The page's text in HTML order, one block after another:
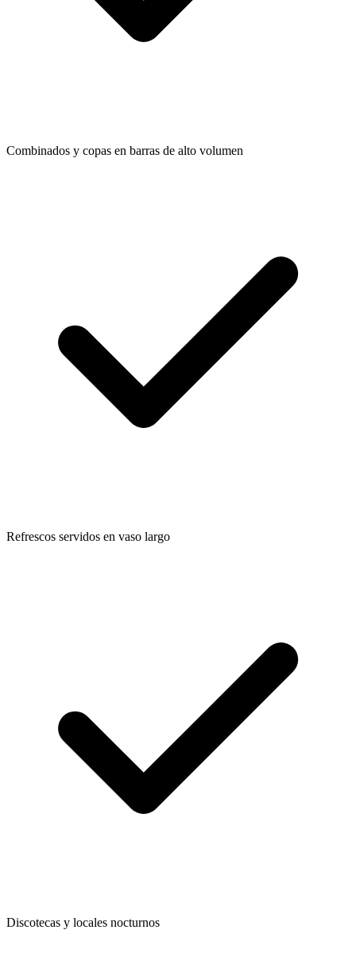
Combinados y copas en barras de alto volumen
Refrescos servidos en vaso largo
Discotecas y locales nocturnos